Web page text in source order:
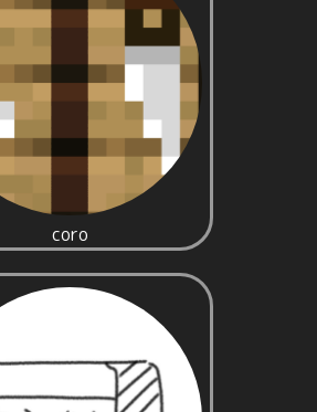
coro